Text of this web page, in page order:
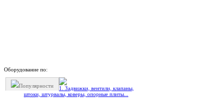
Оборудование по:
Популярности
1. Задвижки, вентили, клапаны,
штоки, штурвалы, коверы, опорные плиты...